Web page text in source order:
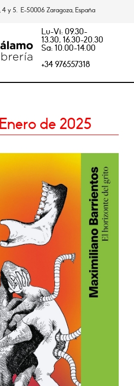
4 y 5. E-50006 Zaragoza, España
Lu-Vi: 09.30-
13.30, 16.30-20.30
Sa: 10.00-14.00
+34 976557318
de 2025